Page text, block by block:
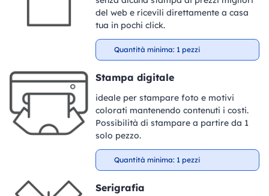
del web e ricevili direttamente a casa
tua in pochi click.
Quantità minima: 1 pezzi
Stampa digitale
ideale per stampare foto e motivi
colorati mantenendo contenuti i costi.
Possibilità di stampare a partire da 1
solo pezzo.
Quantità minima: 1 pezzi
Serigrafia